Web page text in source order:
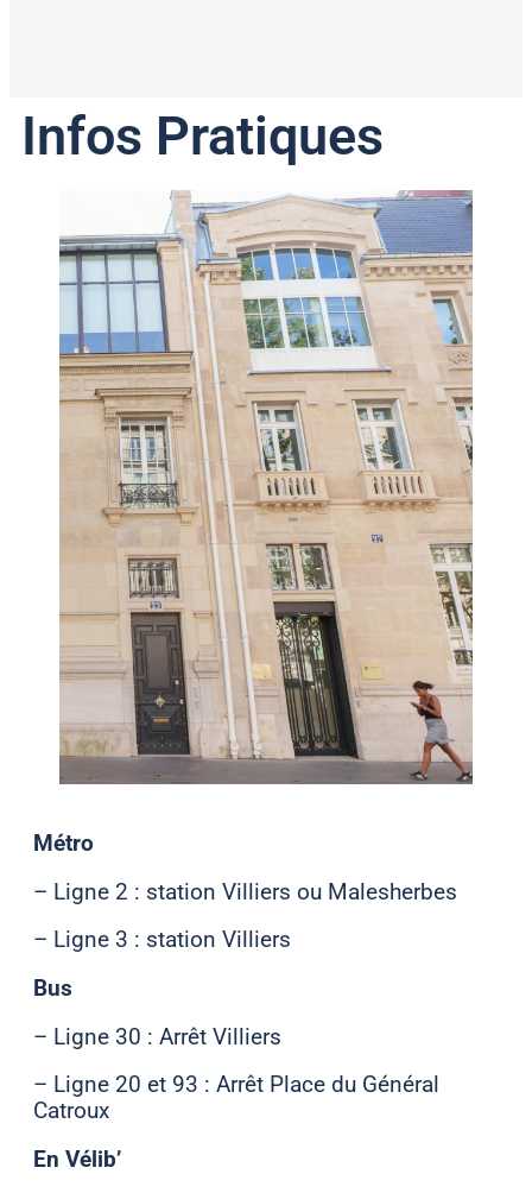
Infos Pratiques
Métro
– Ligne 2 : station Villiers ou Malesherbes
– Ligne 3 : station Villiers
Bus
– Ligne 30 : Arrêt Villiers
– Ligne 20 et 93 : Arrêt Place du Général
Catroux
En Vélib’